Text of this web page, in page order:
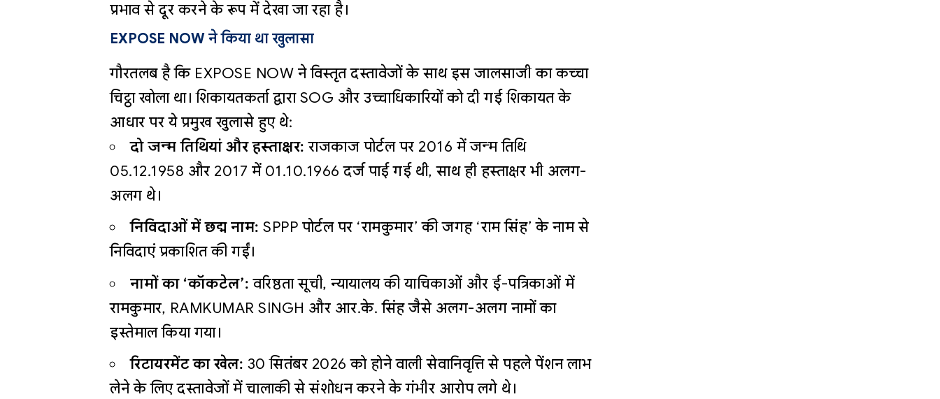
प्रभाव से दूर करने के रूप में देखा जा रहा है।
EXPOSE NOW ने किया था खुलासा
गौरतलब है कि EXPOSE NOW ने विस्तृत दस्तावेजों के साथ इस जालसाजी का कच्चा
चिट्ठा खोला था। शिकायतकर्ता द्वारा SOG और उच्चाधिकारियों को दी गई शिकायत के
आधार पर ये प्रमुख खुलासे हुए थे:
दो जन्म तिथियां और हस्ताक्षर: राजकाज पोर्टल पर 2016 में जन्म तिथि
05.12.1958 और 2017 में 01.10.1966 दर्ज पाई गई थी, साथ ही हस्ताक्षर भी अलग-
अलग थे।
निविदाओं में छद्म नाम: SPPP पोर्टल पर ‘रामकुमार’ की जगह ‘राम सिंह’ के नाम से
निविदाएं प्रकाशित की गईं।
नामों का ‘कॉकटेल’: वरिष्ठता सूची, न्यायालय की याचिकाओं और ई-पत्रिकाओं में
रामकुमार, RAMKUMAR SINGH और आर.के. सिंह जैसे अलग-अलग नामों का
इस्तेमाल किया गया।
रिटायरमेंट का खेल: 30 सितंबर 2026 को होने वाली सेवानिवृत्ति से पहले पेंशन लाभ
लेने के लिए दस्तावेजों में चालाकी से संशोधन करने के गंभीर आरोप लगे थे।